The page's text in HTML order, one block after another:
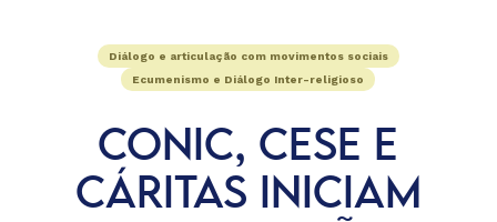
Diálogo e articulação com movimentos sociais
Ecumenismo e Diálogo Inter-religioso
CONIC, CESE E
CÁRITAS INICIAM